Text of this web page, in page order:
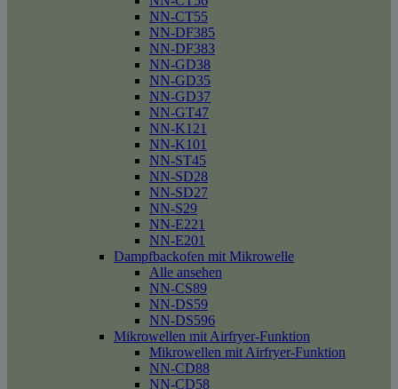
NN-CT55
NN-DF385
NN-DF383
NN-GD38
NN-GD35
NN-GD37
NN-GT47
NN-K121
NN-K101
NN-ST45
NN-SD28
NN-SD27
NN-S29
NN-E221
NN-E201
Dampfbackofen mit Mikrowelle
Alle ansehen
NN-CS89
NN-DS59
NN-DS596
Mikrowellen mit Airfryer-Funktion
Mikrowellen mit Airfryer-Funktion
NN-CD88
NN-CD58